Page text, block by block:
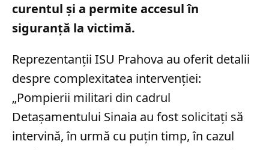
curentul și a permite accesul în
siguranță la victimă.
Reprezentanții ISU Prahova au oferit detalii
despre complexitatea intervenției:
„Pompierii militari din cadrul
Detaşamentului Sinaia au fost solicitaţi să
intervină, în urmă cu puţin timp, în cazul